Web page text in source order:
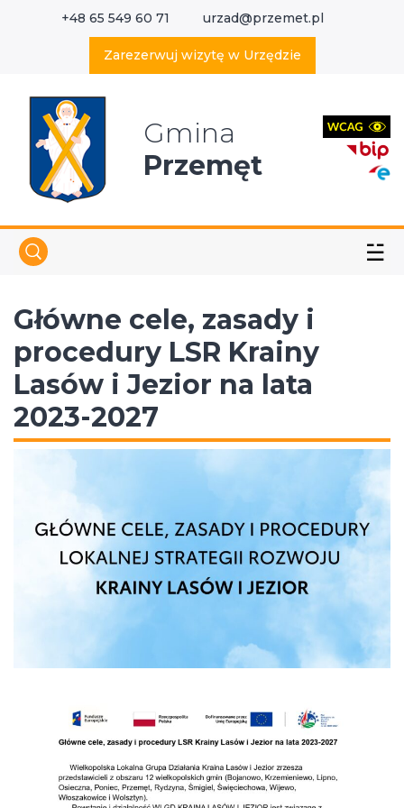
+48 65 549 60 71 urzad@przemet.pl
Zarezerwuj wizytę w Urzędzie
Gmina
Przemęt
☱
Główne cele, zasady i
procedury LSR Krainy
Lasów i Jezior na lata
2023-2027
Wyszukaj w serwisie